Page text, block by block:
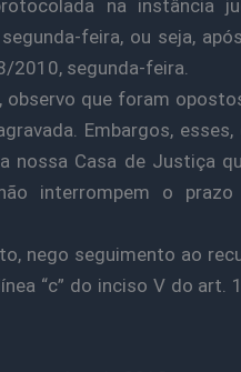
na instância
feira, ou seja,
2010, segunda-feira.
observo que foram
Embargos,
nossa Casa de Justiça
interrompem o
nego seguimento ao
“c” do inciso V do